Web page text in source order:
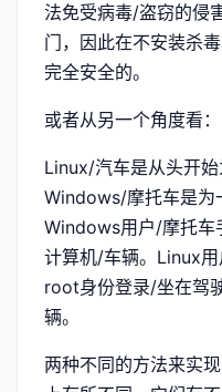
法免受病毒/盗窃的侵
门，因此在不安装杀
完全安全的。
或者从另一个角度看：
Linux/汽车是从头开始
Windows/摩托车是为
Windows用户/摩托车
计算机/车辆。Linux
root身份登录/坐在驾
辆。
两种不同的方法来实